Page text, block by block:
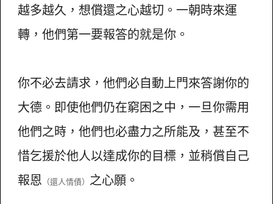
越多越久，想償還之心越切。一朝時來運
轉，他們第一要報答的就是你。
你不必去請求，他們必自動上門來答謝你的
大德。即使他們仍在窮困之中，一旦你需用
他們之時，他們也必盡力之所能及，甚至不
惜乞援於他人以達成你的目標，並稍償自己
報恩 （還人情債） 之心願。